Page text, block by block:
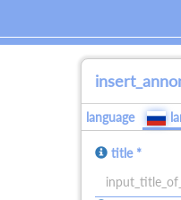
language
title *